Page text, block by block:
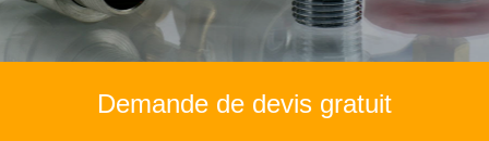
Demande de devis gratuit